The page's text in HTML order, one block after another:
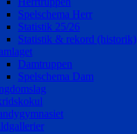
Spelschema Herr
Statistik 25/26
Statistik & rekord (historik)
Damtruppen
Spelschema Dam